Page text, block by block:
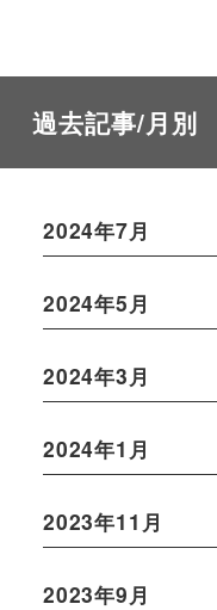
過去記事/月別
2024年7月
2024年5月
2024年3月
2024年1月
2023年11月
2023年9月